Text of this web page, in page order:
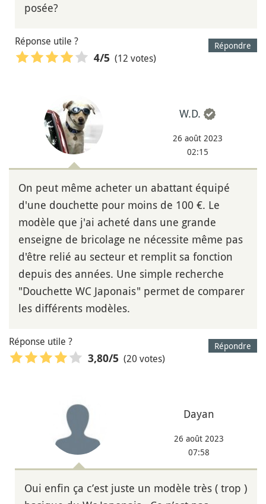
posée?
Répondre
Réponse utile ?
4/5 (12 votes)
W.D.
26 août 2023
02:15
On peut même acheter un abattant équipé
d'une douchette pour moins de 100 €. Le
modèle que j'ai acheté dans une grande
enseigne de bricolage ne nécessite même pas
d'être relié au secteur et remplit sa fonction
depuis des années. Une simple recherche
"Douchette WC Japonais" permet de comparer
les différents modèles.
Répondre
Réponse utile ?
3,80/5 (20 votes)
Dayan
26 août 2023
07:58
Oui enfin ça c’est juste un modèle très ( trop )